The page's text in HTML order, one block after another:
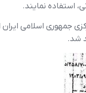
استفاده نمایند.
در سامانه بانک مرکزی
شد.